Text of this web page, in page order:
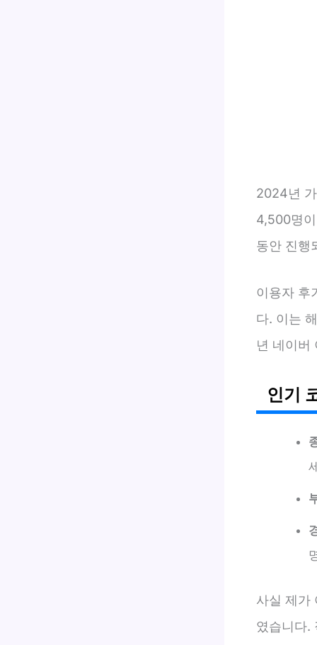
2024년
4,500명
동안 진행
이용자 후
다. 이는
년 네이버
인기
사실 제가
였습니다.